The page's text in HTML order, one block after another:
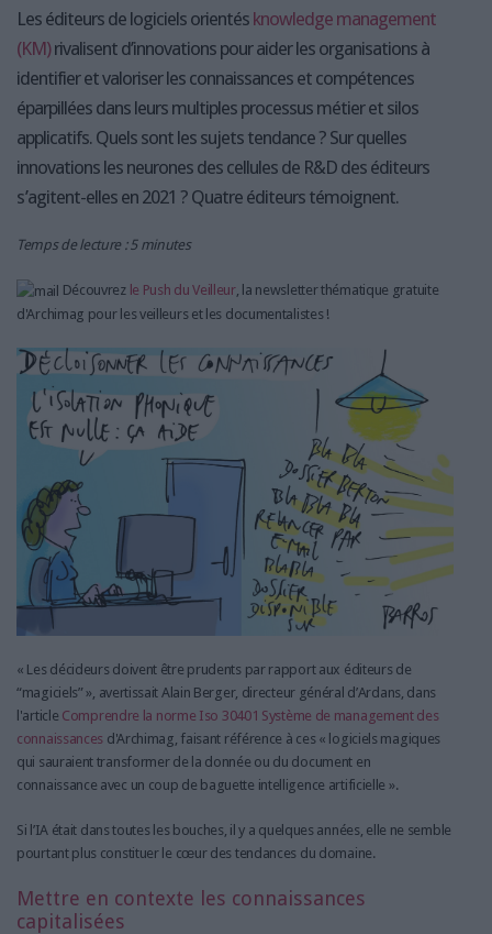
Les éditeurs de logiciels orientés knowledge management
(KM)rivalisent d’innovations pour aider les organisations à
identifier et valoriser les connaissances et compétences
éparpillées dans leurs multiples processus métier et silos
applicatifs. Quels sont les sujets tendance ? Sur quelles
innovations les neurones des cellules de R&D des éditeurs
s’agitent-elles en 2021 ? Quatre éditeurs témoignent.
Temps de lecture : 5 minutes
Découvrez le Push du Veilleur, la newsletter thématique gratuite
d'Archimag pour les veilleurs et les documentalistes !
« Les décideurs doivent être prudents par rapport aux éditeurs de
“magiciels” », avertissait Alain Berger, directeur général d’Ardans, dans
l'article Comprendre la norme Iso 30401 Système de management des
connaissances d'Archimag, faisant référence à ces « logiciels magiques
qui sauraient transformer de la donnée ou du document en
connaissance avec un coup de baguette intelligence artificielle ».
Si l’IA était dans toutes les bouches, il y a quelques années, elle ne semble
pourtant plus constituer le cœur des tendances du domaine.
Mettre en contexte les connaissances
capitalisées